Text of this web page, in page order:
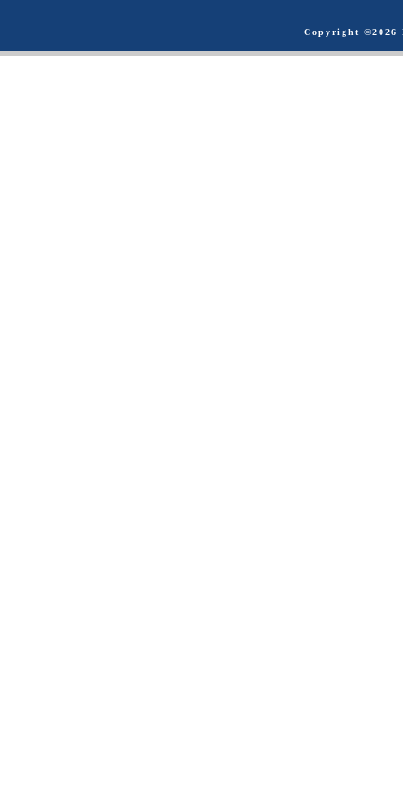
Copyright ©2026